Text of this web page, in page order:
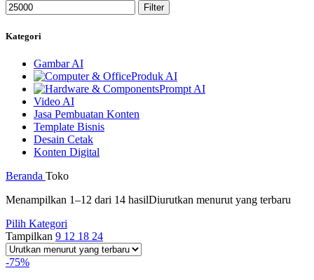
Filter
Kategori
Gambar AI
Produk AI
Prompt AI
Video AI
Jasa Pembuatan Konten
Template Bisnis
Desain Cetak
Konten Digital
Beranda Toko
Menampilkan 1–12 dari 14 hasilDiurutkan menurut yang terbaru
Pilih Kategori
Tampilkan 9 12 18 24
-75%